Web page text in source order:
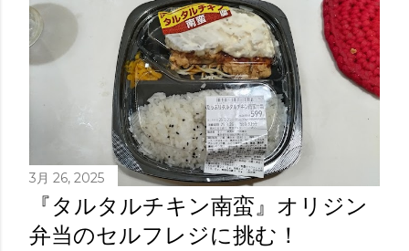
3月 26, 2025
『タルタルチキン南蛮』オリジン
弁当のセルフレジに挑む！